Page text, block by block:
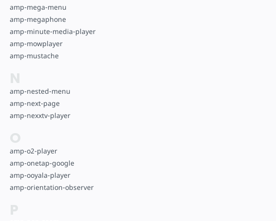
amp-mega-menu
amp-megaphone
amp-minute-media-player
amp-mowplayer
amp-mustache
N
amp-nested-menu
amp-next-page
amp-nexxtv-player
O
amp-o2-player
amp-onetap-google
amp-ooyala-player
amp-orientation-observer
P